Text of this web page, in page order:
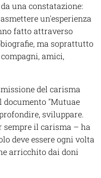
una constatazione:
un'esperienza
fatto attraverso
ma soprattutto
amici,
del carisma
"Mutuae
sviluppare.
sempre il carisma – ha
deve essere ogni volta
arricchito dai doni